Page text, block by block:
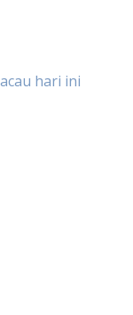
hari ini